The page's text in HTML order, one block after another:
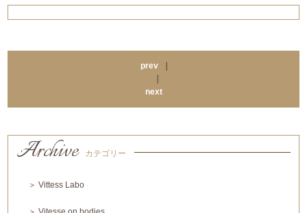
prev
next
Archive カテゴリー
＞ Vittess Labo